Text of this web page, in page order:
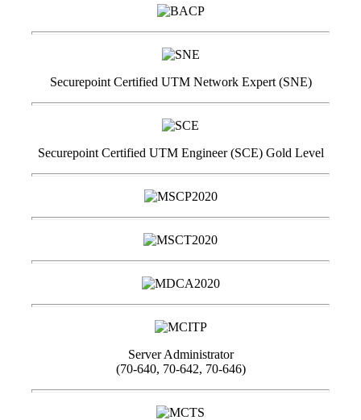
Securepoint Certified UTM Network Expert (SNE)
Securepoint Certified UTM Engineer (SCE) Gold Level
Server Administrator
(70-640, 70-642, 70-646)